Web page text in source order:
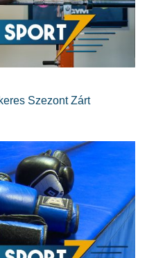
Szezont Zárt